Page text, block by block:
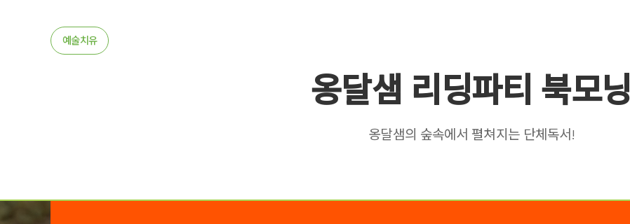
예약가능
2026.08.29(토) ~
2026.09.05(토) ~
예술치유
옹달샘 리딩파티 북모닝
옹달샘의 숲속에서 펼쳐지는 단체독서!